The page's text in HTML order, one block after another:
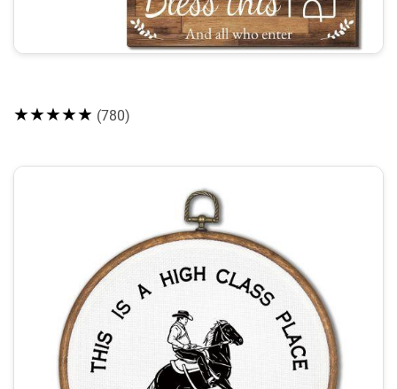
★★★★★ (780)